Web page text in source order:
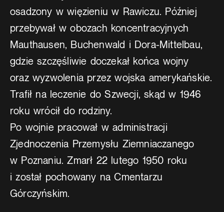
osadzony w więzieniu w Rawiczu. Później
przebywał w obozach koncentracyjnych
Mauthausen, Buchenwald i Dora-Mittelbau,
gdzie szczęśliwie doczekał końca wojny
oraz wyzwolenia przez wojska amerykańskie.
Trafił na leczenie do Szwecji, skąd w 1946
roku wrócił do rodziny.
Po wojnie pracował w administracji
Zjednoczenia Przemysłu Ziemniaczanego
w Poznaniu. Zmarł 22 lutego 1950 roku
i został pochowany na Cmentarzu
Górczyńskim.